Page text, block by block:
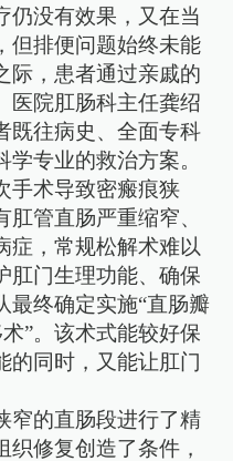
仍没有效果，又在当
但排便问题始终未能
际，患者通过亲戚的
医院肛肠科主任龚绍
既往病史、全面专科
专业的救治方案。
手术导致密瘢痕狭
管直肠严重缩窄、
症，常规松解术难以
肛门生理功能、确保
最终确定实施“直肠瓣
”。该术式能较好保
的同时，又能让肛门
窄的直肠段进行了精
修复创造了条件，